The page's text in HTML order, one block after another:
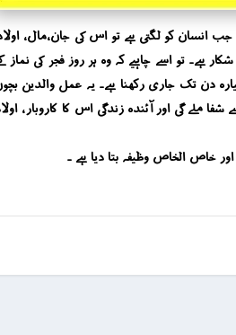
کو لگتی ہے تو اس کی جان ،مال ، اولاد ،
تو اسے چاہیے کہ وہ ہر روز فجر کی نماز
دن تک جاری رکھنا ہے۔ یہ عمل والدین
ملے گی اور آئندہ زندگی اس کا کاروبار ،
خاص الخاص وظیفہ بتا دیا ہے ۔